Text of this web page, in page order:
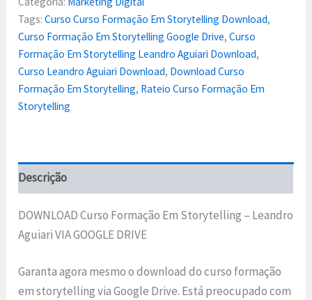
Tags:Curso Curso Formação Em Storytelling Download,
Curso Formação Em Storytelling Google Drive,Curso
Formação Em Storytelling Leandro Aguiari Download,
Curso Leandro Aguiari Download, Download Curso
Formação Em Storytelling, Rateio Curso Formação Em
Storytelling
Descrição
DOWNLOAD Curso Formação Em Storytelling – Leandro
Aguiari VIA GOOGLE DRIVE
Garanta agora mesmo o download do curso formação
em storytelling via Google Drive. Está preocupado com